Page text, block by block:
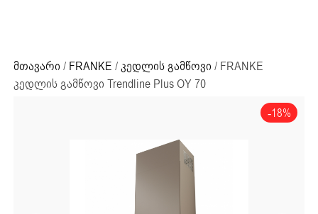
მთავარი / FRANKE /კედლის გამწოვი / FRANKE
კედლის გამწოვი Trendline Plus OY 70
-18%